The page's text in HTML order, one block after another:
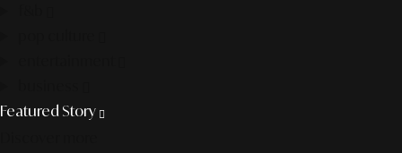
Featured Story